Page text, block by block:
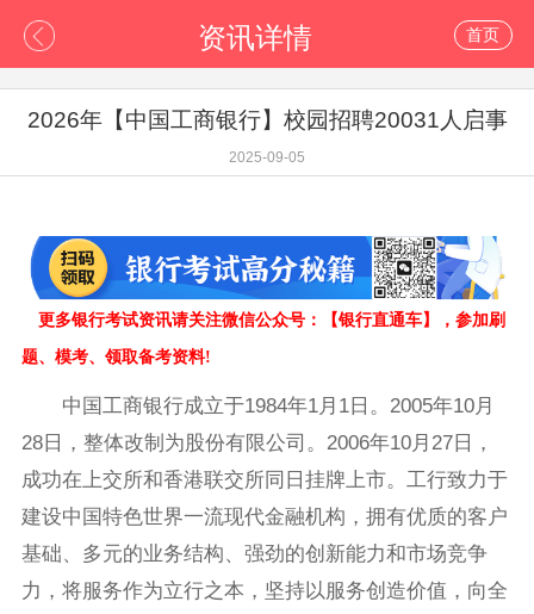
资讯详情 首页
2026年【中国工商银行】校园招聘20031人启事
2025-09-05
更多银行考试资讯请关注微信公众号：【银行直通车】 ，参加刷
题、模考、领取备考资料!
中国工商银行成立于1984年1月1日。2005年10月
28日，整体改制为股份有限公司。2006年10月27日，
成功在上交所和香港联交所同日挂牌上市。工行致力于
建设中国特色世界一流现代金融机构，拥有优质的客户
基础、多元的业务结构、强劲的创新能力和市场竞争
力，将服务作为立行之本，坚持以服务创造价值，向全